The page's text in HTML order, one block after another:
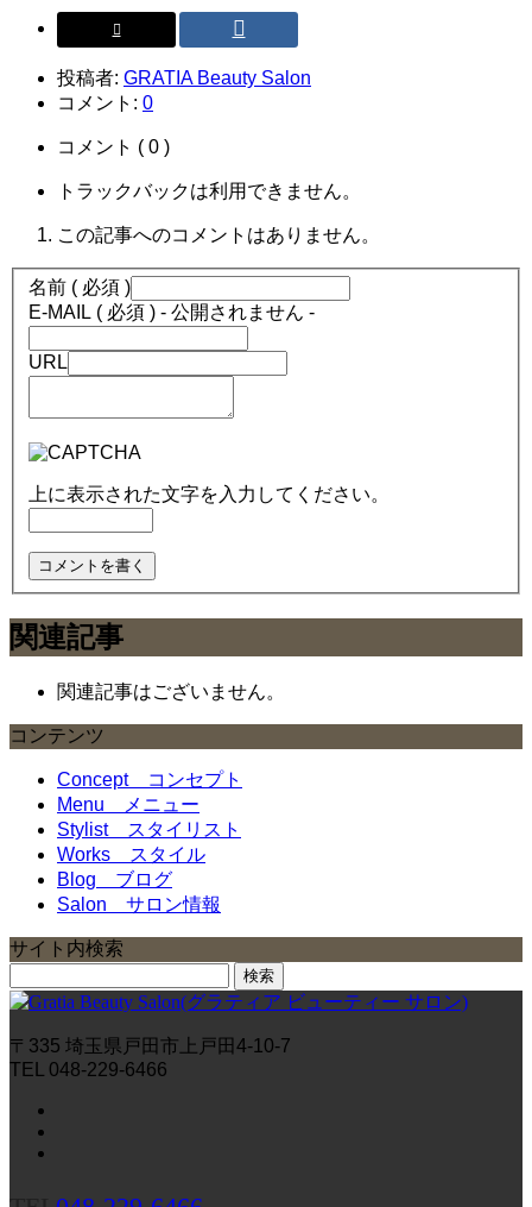
投稿者: GRATIA Beauty Salon
コメント: 0
コメント ( 0 )
トラックバックは利用できません。
この記事へのコメントはありません。
名前 ( 必須 )
E-MAIL ( 必須 ) - 公開されません -
URL
上に表示された文字を入力してください。
関連記事
関連記事はございません。
コンテンツ
Concept
コンセプト
Menu
メニュー
Stylist
スタイリスト
Works
スタイル
Blog ブログ
Salon サロン情報
サイト内検索
索:
〒335 埼玉県戸田市上戸田4-10-7
TEL 048-229-6466